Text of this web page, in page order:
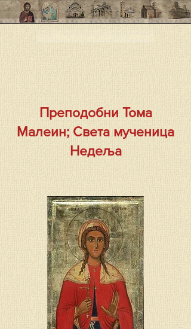
Преподобни Тома
Малеин; Света мученица
Недеља